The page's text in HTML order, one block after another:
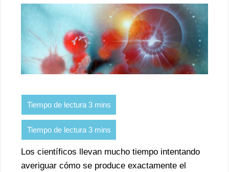
Los científicos llevan mucho tiempo intentando
averiguar cómo se produce exactamente el